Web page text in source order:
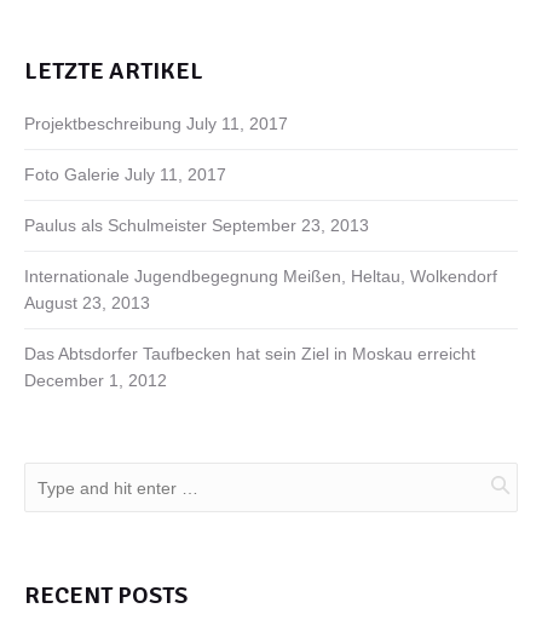
LETZTE ARTIKEL
Projektbeschreibung July 11, 2017
Foto Galerie July 11, 2017
Paulus als Schulmeister September 23, 2013
Internationale Jugendbegegnung Meißen, Heltau, Wolkendorf
August 23, 2013
Das Abtsdorfer Taufbecken hat sein Ziel in Moskau erreicht
December 1, 2012
RECENT POSTS